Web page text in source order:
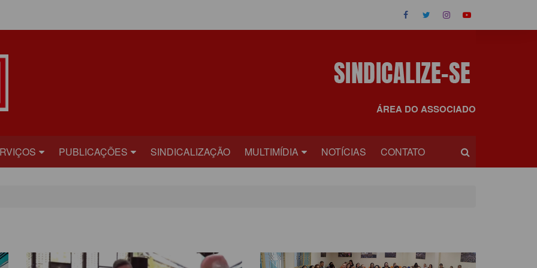
ÁREA DO ASSOCIADO
PUBLICAÇÕES SINDICALIZAÇÃO MULTIMÍDIA NOTÍCIAS CONTATO